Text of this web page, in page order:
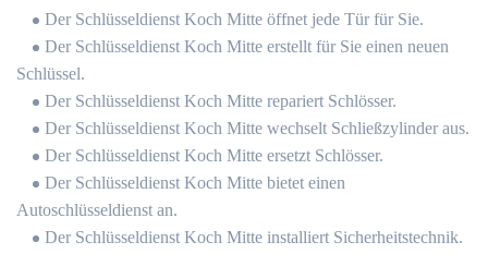
Der Schlüsseldienst Koch Mitte öffnet jede Tür für Sie.
Der Schlüsseldienst Koch Mitte erstellt für Sie einen neuen
Schlüssel.
Der Schlüsseldienst Koch Mitte repariert Schlösser.
Der Schlüsseldienst Koch Mitte wechselt Schließzylinder aus.
Der Schlüsseldienst Koch Mitte ersetzt Schlösser.
Der Schlüsseldienst Koch Mitte bietet einen
Autoschlüsseldienst an.
Der Schlüsseldienst Koch Mitte installiert Sicherheitstechnik.